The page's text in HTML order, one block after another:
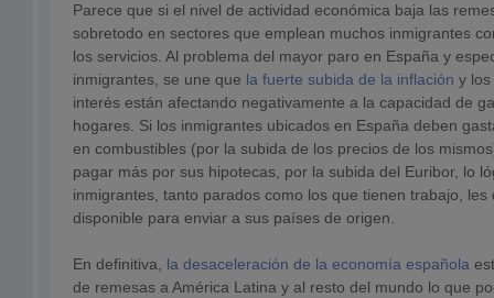
Parece que si el nivel de actividad económica baja las
sobretodo en sectores que emplean muchos inmigrantes
los servicios. Al problema del mayor paro en España y
inmigrantes, se une que la fuerte subida de la inflación y
interés están afectando negativamente a la capacidad de
hogares. Si los inmigrantes ubicados en España deben
en combustibles (por la subida de los precios de los
pagar más por sus hipotecas, por la subida del Euribor, lo
inmigrantes, tanto parados como los que tienen trabajo,
disponible para enviar a sus países de origen.
En definitiva, la desaceleración de la economía española
de remesas a América Latina y al resto del mundo lo que